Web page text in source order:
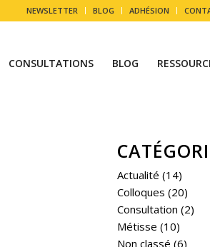
NEWSLETTER BLOG ADHÉSION
CONSULTATIONS BLOG
Actualité (14)
Colloques (20)
Consultation (2)
Métisse (10)
Non classé (6)